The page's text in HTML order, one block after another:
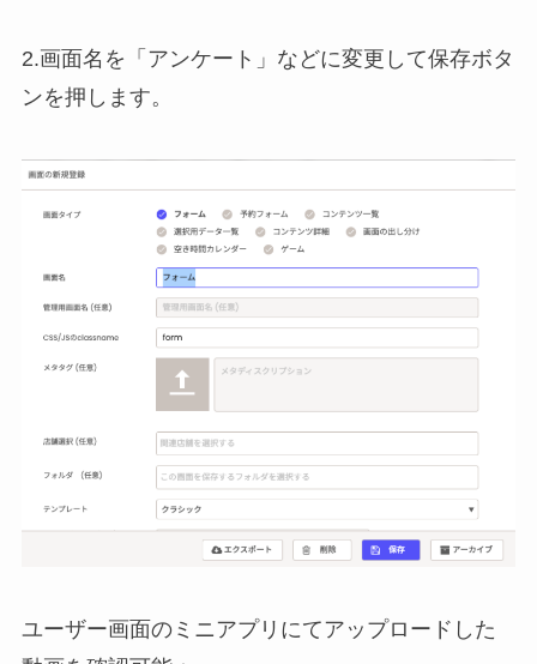
2.画面名を「アンケート」などに変更して保存ボタ
ンを押します。
ユーザー画面のミニアプリにてアップロードした